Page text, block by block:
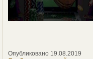
Опубликовано 19.08.2019